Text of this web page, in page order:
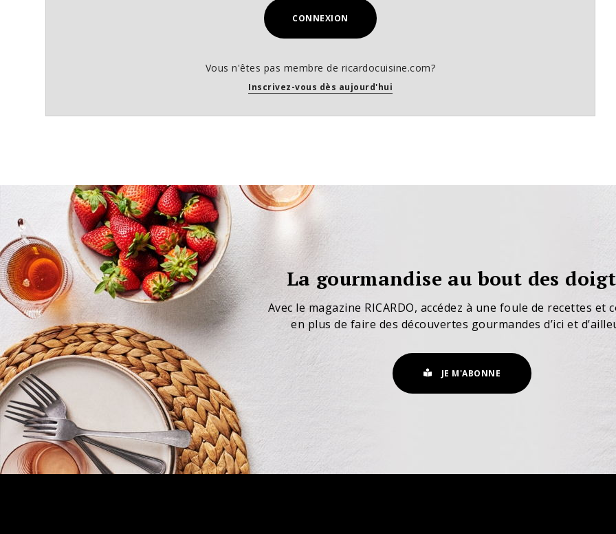
CONNEXION
Vous n'êtes pas membre de ricardocuisine.com?
Inscrivez-vous dès aujourd'hui
La gourmandise au bout des
Avec le magazine RICARDO, accédez à une foule de recettes et
en plus de faire des découvertes gourmandes d’ici et
JE M'ABONNE